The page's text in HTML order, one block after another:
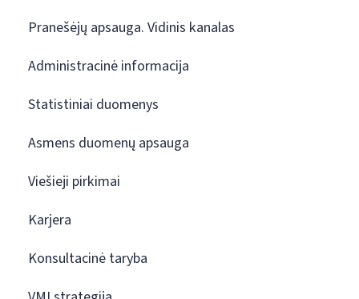
Pranešėjų apsauga. Vidinis kanalas
Administracinė informacija
Statistiniai duomenys
Asmens duomenų apsauga
Viešieji pirkimai
Karjera
Konsultacinė taryba